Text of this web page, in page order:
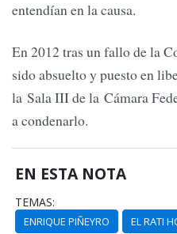
entendían en la causa.
En 2012 tras un fallo de la
sido absuelto y puesto en
la Sala III de la Cámara
a condenarlo.
EN ESTA NOTA
TEMAS:
ENRIQUE PIÑEYRO
EL RATI